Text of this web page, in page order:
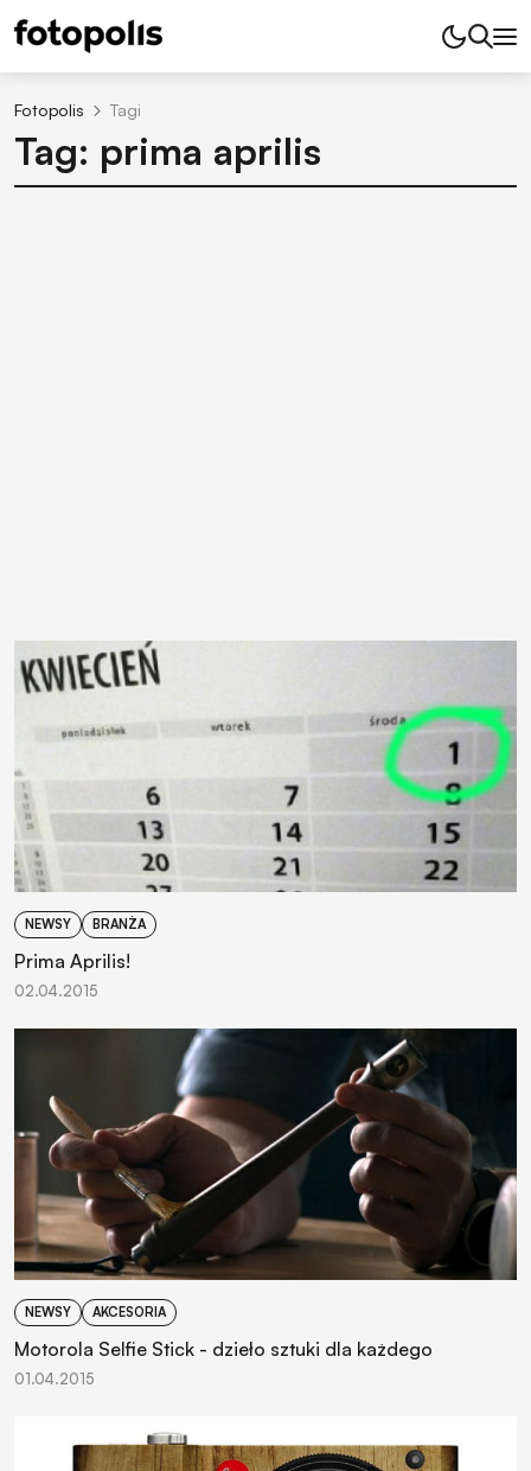
Fotopolis Tagi
Tag: prima aprilis
NEWSY BRANŻA
Prima Aprilis!
02.04.2015
NEWSY AKCESORIA
Motorola Selfie Stick - dzieło sztuki dla każdego
01.04.2015